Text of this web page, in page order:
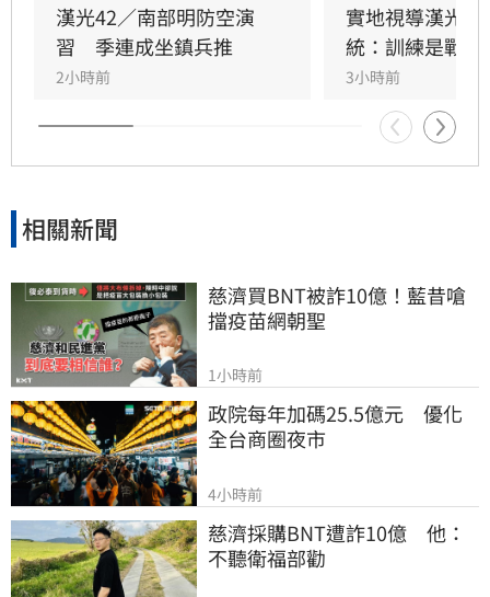
力。
漢光42／南部明防空演
習　季連成坐鎮兵推
2小時前
實地視導漢光演
統：訓練是戰力
3小時前
相關新聞
慈濟買BNT被詐10億！藍昔嗆
擋疫苗網朝聖
1小時前
政院每年加碼25.5億元　優化
全台商圈夜市
4小時前
慈濟採購BNT遭詐10億　他：
不聽衛福部勸